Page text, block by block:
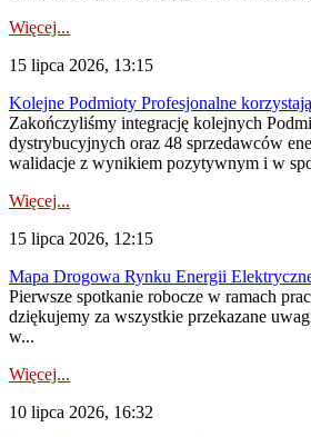
Więcej...
15 lipca 2026, 13:15
Kolejne Podmioty Profesjonalne
Zakończyliśmy integrację kolejnych
dystrybucyjnych oraz 48 sprzedawców
walidacje z wynikiem pozytywnym i w
Więcej...
15 lipca 2026, 12:15
Mapa Drogowa Rynku Energii
Pierwsze spotkanie robocze w ramach
dziękujemy za wszystkie przekazane
w...
Więcej...
10 lipca 2026, 16:32